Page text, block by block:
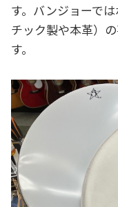
す。バンジョーで
チック製や本革）
す。